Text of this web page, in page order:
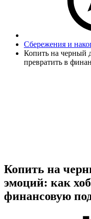
Сбережения и
Копить на черный
превратить в
Копить на
эмоций: как
финансовую